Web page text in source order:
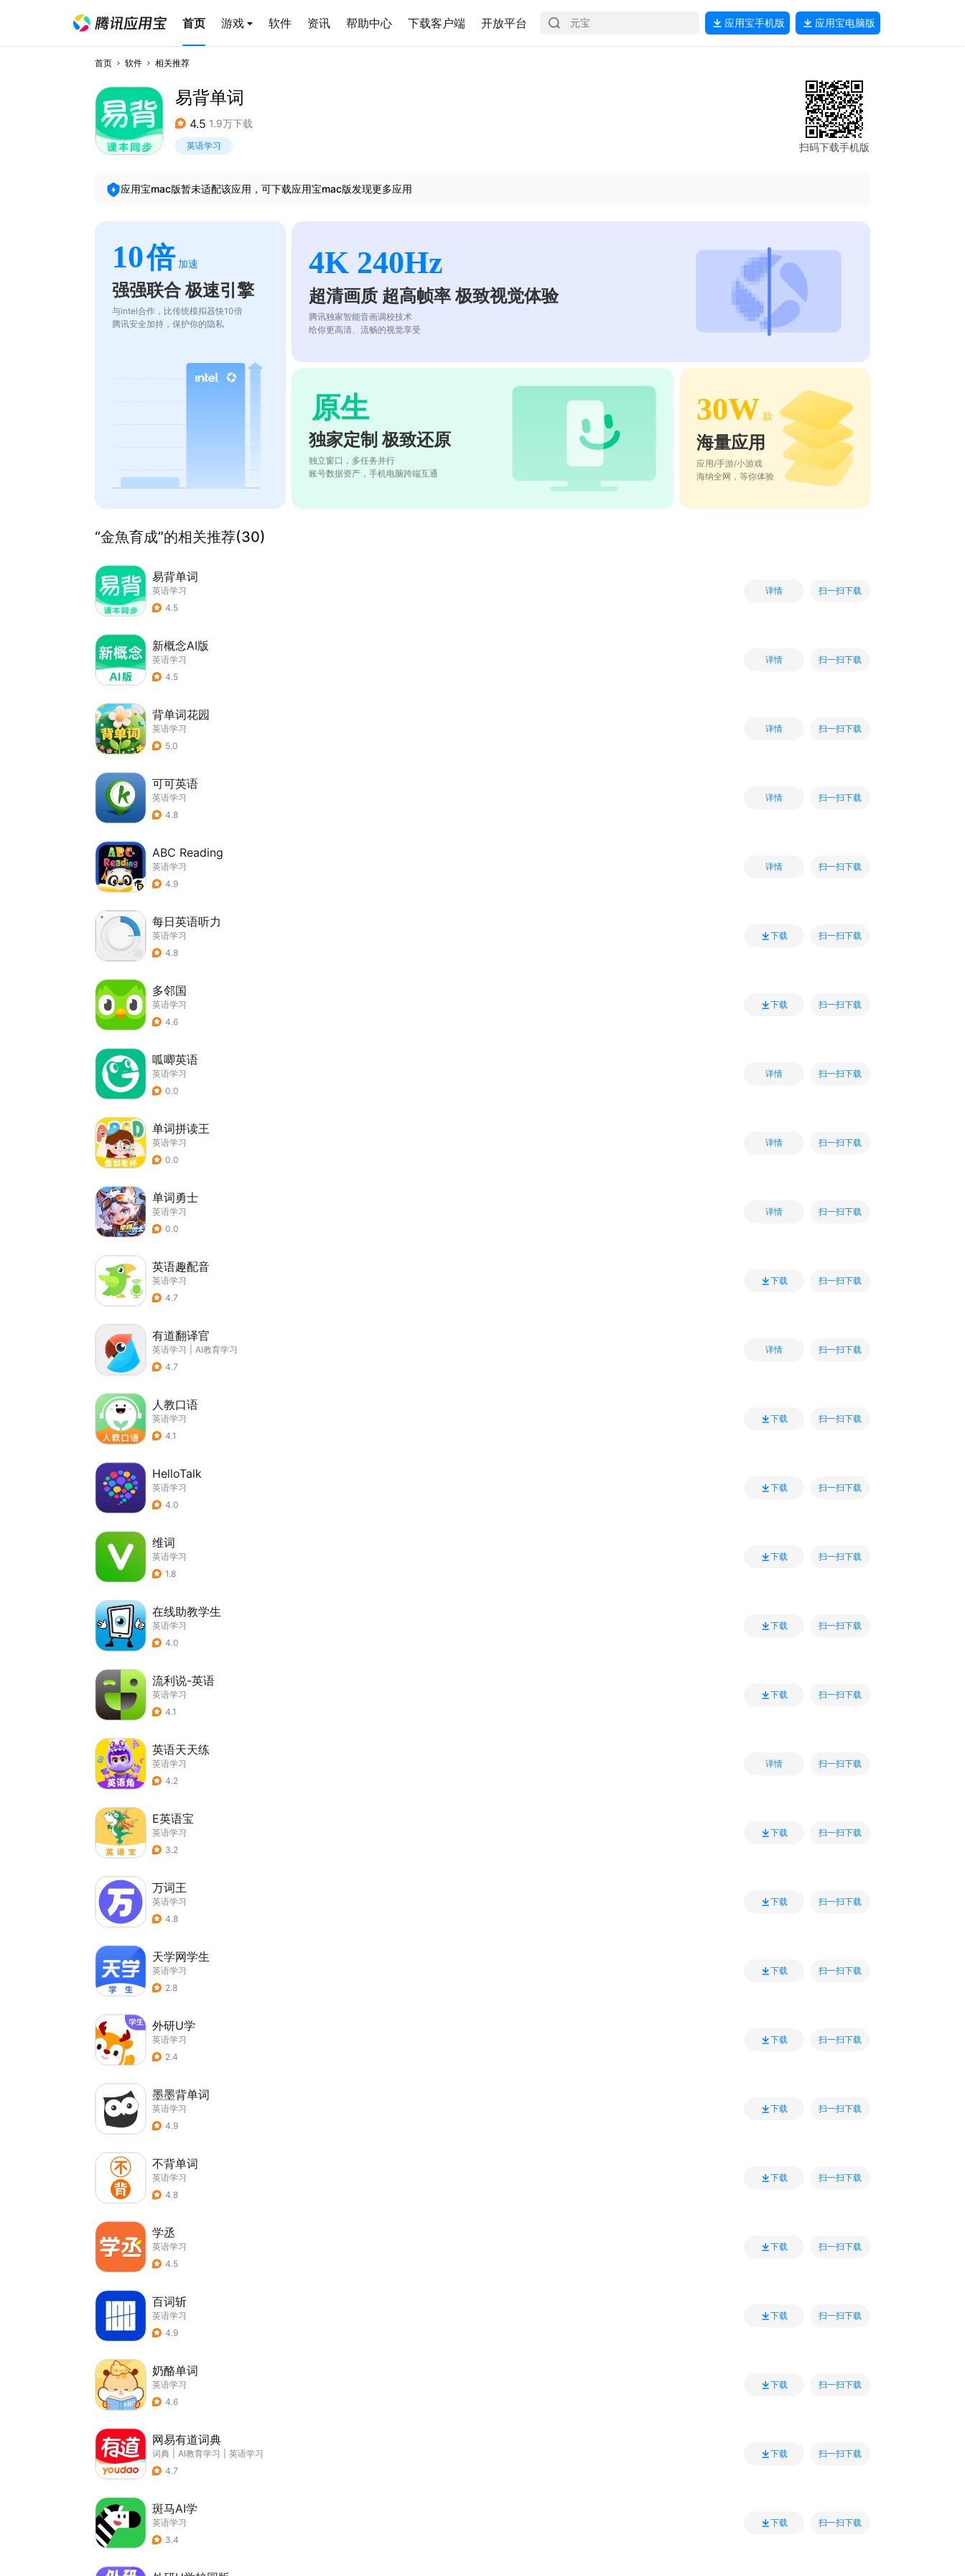
首页 游戏 软件 资讯 帮助中心 下载客户端 开放平台 应用宝手机版 应用宝电脑版
首页 软件 相关推荐
易背单词
4.5 1.9万下载
英语学习 扫码下载手机版
应用宝mac版暂未适配该应用，可下载应用宝mac版发现更多应用
10倍 加速
强强联合 极速引擎
与intel合作，比传统模拟器快10倍
腾讯安全加持，保护你的隐私
4K 240Hz
超清画质 超高帧率 极致视觉体验
腾讯独家智能音画调校技术
给你更高清、流畅的视觉享受
原生
独家定制 极致还原
独立窗口，多任务并行
账号数据资产，手机电脑跨端互通
30W 款
海量应用
应用/手游/小游戏
海纳全网，等你体验
“金魚育成”的相关推荐(30)
易背单词
英语学习
4.5
详情 扫一扫下载
新概念AI版
英语学习
4.5
详情 扫一扫下载
背单词花园
英语学习
5.0
详情 扫一扫下载
可可英语
英语学习
4.8
详情 扫一扫下载
ABC Reading
英语学习
4.9
详情 扫一扫下载
每日英语听力
英语学习
4.8
下载 扫一扫下载
多邻国
英语学习
4.6
下载 扫一扫下载
呱唧英语
英语学习
0.0
详情 扫一扫下载
单词拼读王
英语学习
0.0
详情 扫一扫下载
单词勇士
英语学习
0.0
详情 扫一扫下载
英语趣配音
英语学习
4.7
下载 扫一扫下载
有道翻译官
英语学习
AI教育学习
4.7
详情 扫一扫下载
人教口语
英语学习
4.1
下载 扫一扫下载
HelloTalk
英语学习
4.0
下载 扫一扫下载
维词
英语学习
1.8
下载 扫一扫下载
在线助教学生
英语学习
4.0
下载 扫一扫下载
流利说-英语
英语学习
4.1
下载 扫一扫下载
英语天天练
英语学习
4.2
详情 扫一扫下载
E英语宝
英语学习
3.2
下载 扫一扫下载
万词王
英语学习
4.8
下载 扫一扫下载
天学网学生
英语学习
2.8
下载 扫一扫下载
外研U学
英语学习
2.4
下载 扫一扫下载
墨墨背单词
英语学习
4.9
下载 扫一扫下载
不背单词
英语学习
4.8
下载 扫一扫下载
学丞
英语学习
4.5
下载 扫一扫下载
百词斩
英语学习
4.9
下载 扫一扫下载
奶酪单词
英语学习
4.6
下载 扫一扫下载
网易有道词典
词典 AI教育学习
英语学习
4.7
下载 扫一扫下载
斑马AI学
英语学习
3.4
下载 扫一扫下载